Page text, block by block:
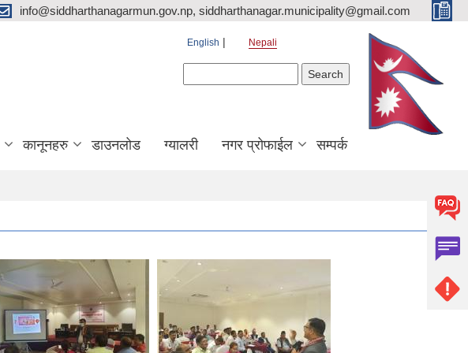
info@siddharthanagarmun.gov.np, siddharthanagar.municipality@gmail.com
English Nepali
कानूनहरु डाउनलोड ग्यालरी नगर प्रोफाईल सम्पर्क